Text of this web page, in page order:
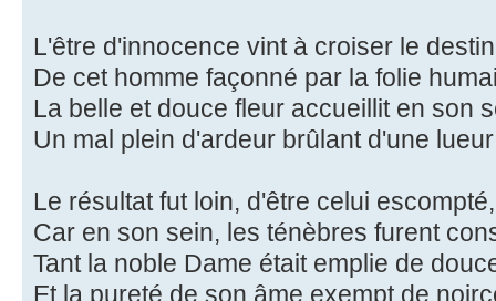
L'être d'innocence vint à croiser le
De cet homme façonné par la folie
La belle et douce fleur accueillit en son
Un mal plein d'ardeur brûlant d'une
Le résultat fut loin, d'être celui escompté,
Car en son sein, les ténèbres furent
Tant la noble Dame était emplie de
Et la pureté de son âme exempt de